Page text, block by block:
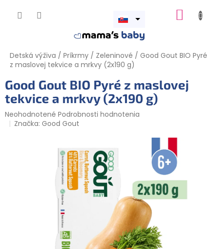
Otvoriť
Detská výživa / Príkrmy / Zeleninové / Good Gout BIO Pyré
z maslovej tekvice a mrkvy (2x190 g)
Good Gout BIO Pyré z maslovej
tekvice a mrkvy (2x190 g)
Priemerné
hodnotenie
Neohodnotené Podrobnosti hodnotenia
Značka:Good Gout